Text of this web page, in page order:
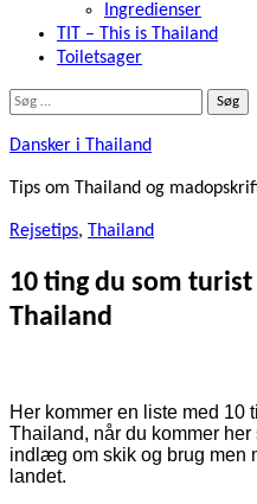
Ingredienser
TIT – This is Thailand
Toiletsager
Søg
Dansker i Thailand
Tips om Thailand og
Rejsetips, Thailand
10 ting du som
Thailand
Her kommer en liste med 10
Thailand, når du kommer
indlæg om skik og brug men
landet.